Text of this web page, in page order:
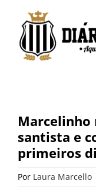
conteúdo
Marcelinho
santista e
primeiros
Por Laura Marcello